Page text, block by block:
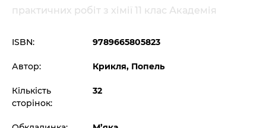
практичних робіт з хімії 11 клас Академія
ISBN: 9789665805823
Автор: Крикля, Попель
Кількість
сторінок:
32